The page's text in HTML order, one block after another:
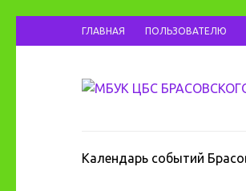
ГЛАВНАЯ ПОЛЬЗОВАТЕЛЮ
Календарь событий